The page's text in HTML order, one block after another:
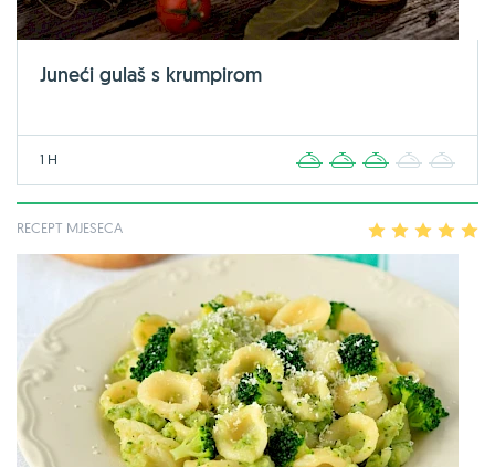
Juneći gulaš s krumpirom
1 H 2 3 4
RECEPT MJESECA 2 3 4